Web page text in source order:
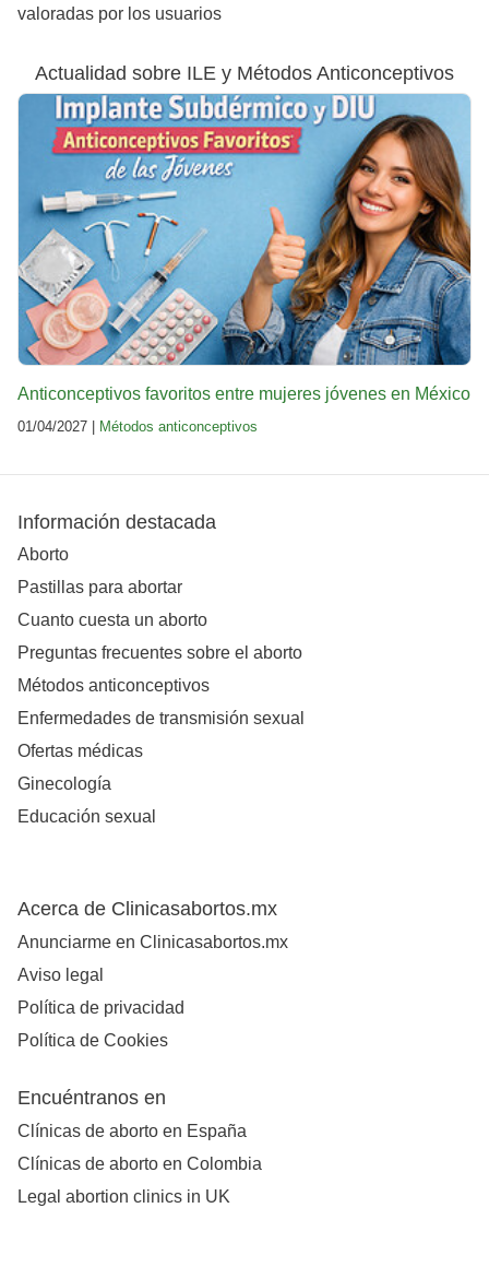
valoradas por los usuarios
Actualidad sobre ILE y Métodos Anticonceptivos
Anticonceptivos favoritos entre mujeres jóvenes en México
01/04/2027 | Métodos anticonceptivos
Información destacada
Aborto
Pastillas para abortar
Cuanto cuesta un aborto
Preguntas frecuentes sobre el aborto
Métodos anticonceptivos
Enfermedades de transmisión sexual
Ofertas médicas
Ginecología
Educación sexual
Acerca de Clinicasabortos.mx
Anunciarme en Clinicasabortos.mx
Aviso legal
Política de privacidad
Política de Cookies
Encuéntranos en
Clínicas de aborto en España
Clínicas de aborto en Colombia
Legal abortion clinics in UK